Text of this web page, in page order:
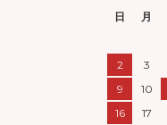
日
月
2
3
9
10
16
17